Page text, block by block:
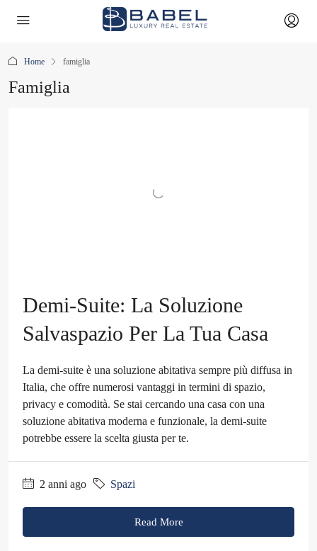
Home famiglia
Famiglia
Demi-Suite: La Soluzione
Salvaspazio Per La Tua Casa
La demi-suite è una soluzione abitativa sempre più diffusa in
Italia, che offre numerosi vantaggi in termini di spazio,
privacy e comodità. Se stai cercando una casa con una
soluzione abitativa moderna e funzionale, la demi-suite
potrebbe essere la scelta giusta per te.
2 anni ago Spazi
Read More